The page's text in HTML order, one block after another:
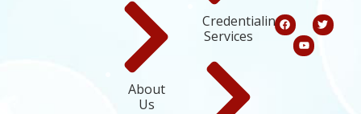
About
Us
Credentialing
Services